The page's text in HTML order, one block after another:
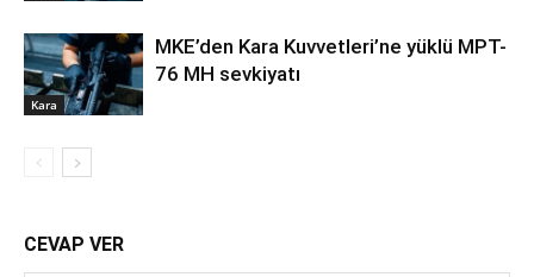
Kara
MKE’den Kara Kuvvetleri’ne yüklü MPT-
76 MH sevkiyatı
CEVAP VER